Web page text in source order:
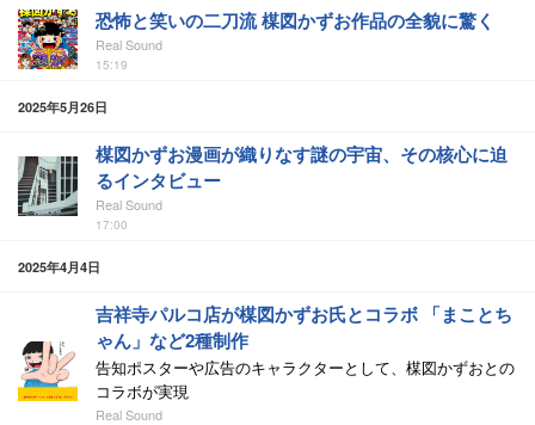
恐怖と笑いの二刀流 楳図かずお作品の全貌に驚く
Real Sound
15:19
2025年5月26日
楳図かずお漫画が織りなす謎の宇宙、その核心に迫
るインタビュー
Real Sound
17:00
2025年4月4日
吉祥寺パルコ店が楳図かずお氏とコラボ 「まことち
ゃん」など2種制作
告知ポスターや広告のキャラクターとして、楳図かずおとの
コラボが実現
Real Sound